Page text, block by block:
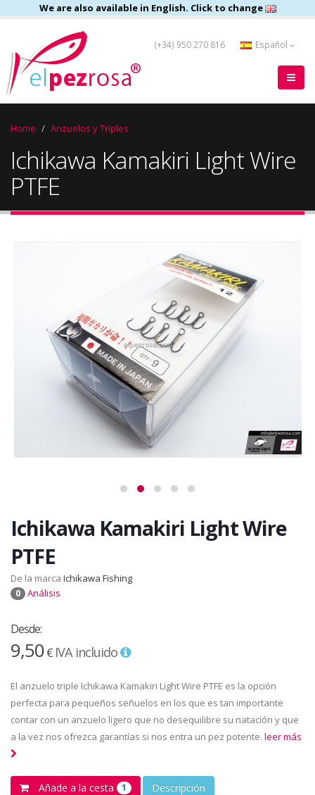
We are also available in English. Click to change
(+34) 950 270 816 Español
Home Anzuelos y Triples
Ichikawa Kamakiri Light Wire
PTFE
Ichikawa Kamakiri Light Wire
PTFE
De la marca Ichikawa Fishing
0 Análisis
Desde:
9,50€ IVA incluido
El anzuelo triple Ichikawa Kamakiri Light Wire PTFE es la opción
perfecta para pequeños señuelos en los que es tan importante
contar con un anzuelo ligero que no desequilibre su natación y que
a la vez nos ofrezca garantías si nos entra un pez potente. leer más
Añade a la cesta 1 Descripción